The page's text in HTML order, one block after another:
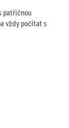
patřičnou
vždy počítat s